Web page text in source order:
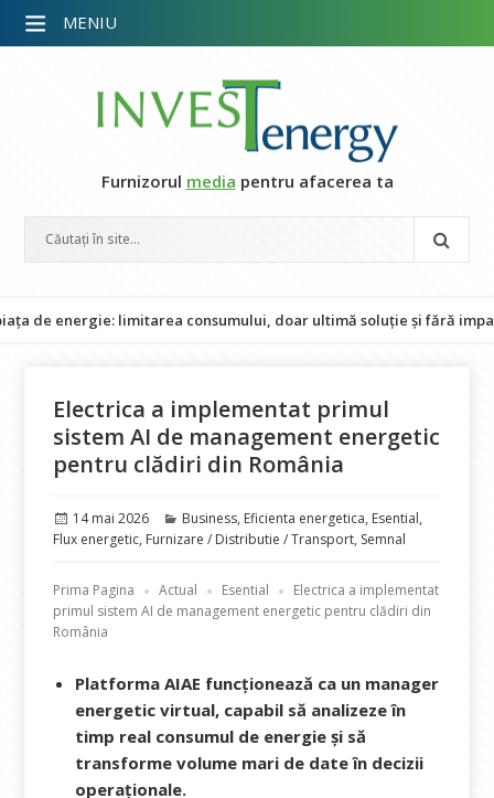
Furnizorul media pentru afacerea ta
limitarea consumului, doar ultimă soluție și fără impact
Electrica a implementat primul
sistem AI de management energetic
pentru clădiri din România
Publicat
pe
14 mai 2026 Categorii
Business, Eficienta energetica, Esential,
Flux energetic, Furnizare / Distributie / Transport, Semnal
Prima Pagina Actual Esential
Electrica a implementat
primul sistem AI de management energetic pentru clădiri din
România
Platforma AIAE funcționează ca un manager
energetic virtual, capabil să analizeze în
timp real consumul de energie și să
transforme volume mari de date în decizii
operaționale.
MENIU